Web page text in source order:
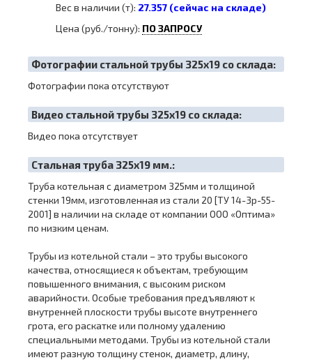
Вес в наличии (т): 27.357 (сейчас на складе)
Цена (руб./тонну): ПО ЗАПРОСУ
Фотографии стальной трубы 325х19 со склада:
Фотографии пока отсутствуют
Видео стальной трубы 325х19 со склада:
Видео пока отсутствует
Cтальная труба 325х19 мм.:
Труба котельная с диаметром 325мм и толщиной
стенки 19мм, изготовленная из стали 20 [ТУ 14-3р-55-
2001] в наличии на складе от компании ООО «Оптима»
по низким ценам.
Трубы из котельной стали – это трубы высокого
качества, относящиеся к объектам, требующим
повышенного внимания, с высоким риском
аварийности. Особые требования предъявляют к
внутренней плоскости трубы высоте внутреннего
грота, его раскатке или полному удалению
специальными методами. Трубы из котельной стали
имеют разную толщину стенок, диаметр, длину,